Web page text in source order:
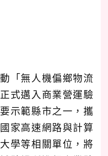
「無人機偏鄉物流
式邁入商業營運驗
示範縣市之一，攜
家高速網路與計算
學等相關單位，將